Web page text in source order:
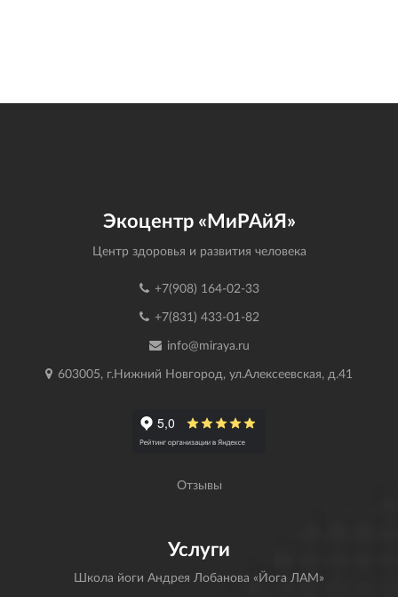
Экоцентр «МиРАйЯ»
Центр здоровья и развития человека
+7(908) 164-02-33
+7(831) 433-01-82
info@miraya.ru
603005, г.Нижний Новгород, ул.Алексеевская, д.41
Отзывы
Услуги
Школа йоги Андрея Лобанова «Йога ЛАМ»